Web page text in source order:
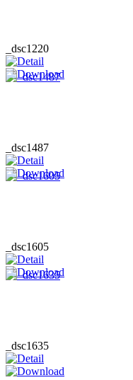
_dsc1220
_dsc1487
_dsc1605
_dsc1635